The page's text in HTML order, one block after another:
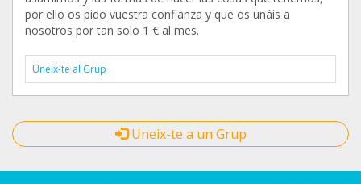
por ello os pido vuestra confianza y que os unáis a
nosotros por tan solo 1 € al mes.
Uneix-te al Grup
Uneix-te a un Grup